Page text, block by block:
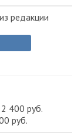
редакции
400 руб.
руб.